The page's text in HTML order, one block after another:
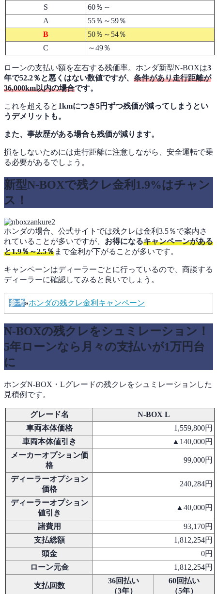
S
60％～
A
55％～59％
B
50％～54％
C
～49％
ローンの支払い額を左右する残価率。ホンダ新型N-BOXは3
年で52.2％と悪くはない数値ですが、 条件があり走行距離が
36,000km以内の場合です。
これを超えると 1kmにつき5円ずつ残価が減ってしまうとい
うデメリットも。
また、事故歴がある場合も残価が減ります。
損をしないためには走行距離に注意しながら、安全運転で乗
る必要があるでしょう。
新型N-BOXで残クレ金利1.9%はチャン
ス！
ホンダの場合、公式サイトでは残クレは金利3.5％で案内さ
れていることが多いですが、 お得になるキャンペーンがある
と1.9％～2.5％まで金利が下がることが多いです。
キャンペーンはディーラーごとに行っているので、商談する
ディーラーに確認してみると良いでしょう。
参考»ホンダの残クレ金利キャンペーン
N-BOXの残クレをシュミレーション！
5年ローンなら月々の支払いが1万円台
に
ホンダN-BOX・Lグレードの残クレをシュミレーションした
見積例です。
グレード名
N-BOX L
車両本体価格
1,559,800円
車両本体値引き
▲140,000円
メーカーオプション価
格
99,000円
ディーラーオプション
価格
240,284円
ディーラーオプション
値引き
▲40,000円
諸費用
93,170円
支払総額
1,812,254円
頭金
0円
ローン元金
1,812,254円
支払回数
36回払い
（3年）
60回払い
（5年）